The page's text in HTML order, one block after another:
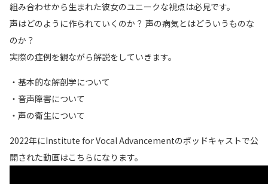
組み合わせから生まれた彼女のユニークな視点は必見です。
声はどのように作られていくのか？ 声の病気とはどういうものな
のか？
実際の症例を観ながら解説をしていきます。
・基本的な解剖学について
・音声障害について
・声の衛生について
2022年にInstitute for Vocal Advancementのポッドキャストで公
開された動画はこちらになります。